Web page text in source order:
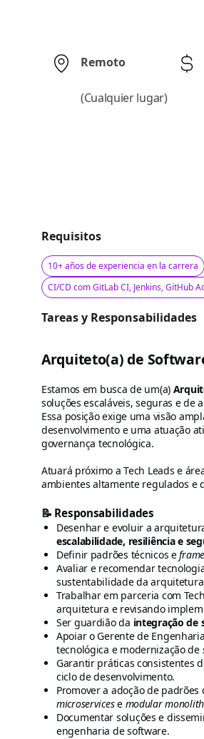
Remoto
(Cualquier lugar)
Requisitos
10+ años de experiencia en la carrera
CI/CD com GitLab CI, Jenkins, GitHub
Tareas y Responsabilidades
Arquiteto(a) de
Estamos em busca de um(a)
soluções escaláveis, seguras e
Essa posição exige uma visão
desenvolvimento e uma atuação
governança tecnológica.
Atuará próximo a Tech Leads e
ambientes altamente regulados e
📝 Responsabilidades
Desenhar e evoluir a
escalabilidade, resiliência e
Definir padrões técnicos e
Avaliar e recomendar
sustentabilidade da
Trabalhar em parceria com
arquitetura e revisando
Ser guardião da integração de
Apoiar o Gerente de
tecnológica e modernização de
Garantir práticas consistentes
ciclo de desenvolvimento.
Promover a adoção de
microservicese modular
Documentar soluções e
engenharia de software.